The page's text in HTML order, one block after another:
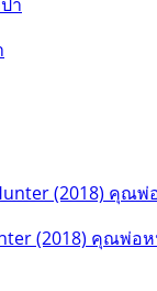
(2018) คุณพ่อ